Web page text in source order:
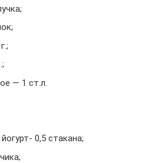
— 1 ст.л.
0,5 стакана;